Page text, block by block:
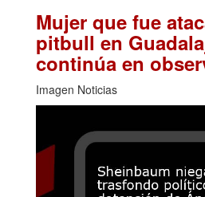
Mujer que fue
pitbull en
continúa en
Imagen Noticias